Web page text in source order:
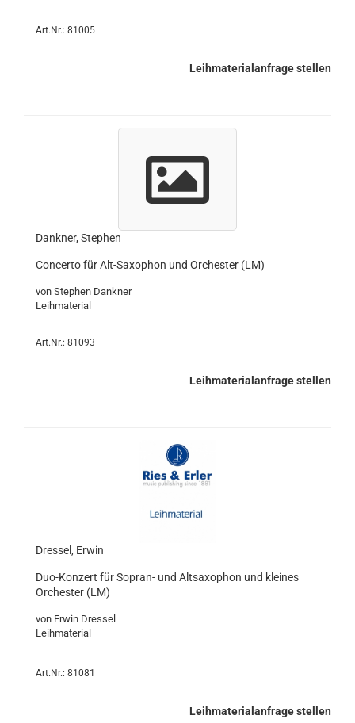
Art.Nr.: 81005
Leihmaterialanfrage stellen
Dankner, Stephen
Concerto für Alt-Saxophon und Orchester (LM)
von Stephen Dankner
Leihmaterial
Art.Nr.: 81093
Leihmaterialanfrage stellen
Dressel, Erwin
Duo-Konzert für Sopran- und Altsaxophon und kleines
Orchester (LM)
von Erwin Dressel
Leihmaterial
Art.Nr.: 81081
Leihmaterialanfrage stellen